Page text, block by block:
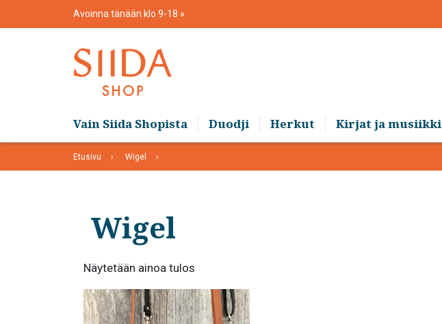
Avoinna tänään klo 9-18
Vain Siida Shopista Duodji Herkut Kirjat ja musiikki
Etusivu Wigel
Wigel
Näytetään ainoa tulos